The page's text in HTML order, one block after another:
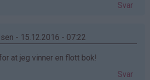
Svar
- 15.12.2016 - 07:22
at jeg vinner en flott bok!
Svar